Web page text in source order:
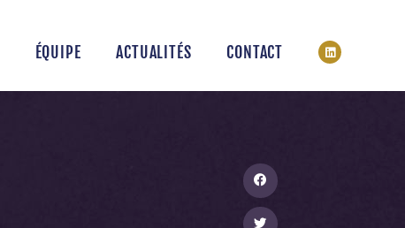
ÉQUIPE ACTUALITÉS CONTACT